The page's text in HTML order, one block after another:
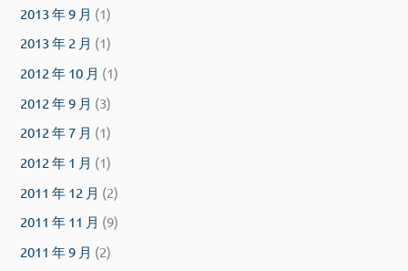
2013 年 9 月 (1)
2013 年 2 月 (1)
2012 年 10 月 (1)
2012 年 9 月 (3)
2012 年 7 月 (1)
2012 年 1 月 (1)
2011 年 12 月 (2)
2011 年 11 月 (9)
2011 年 9 月 (2)